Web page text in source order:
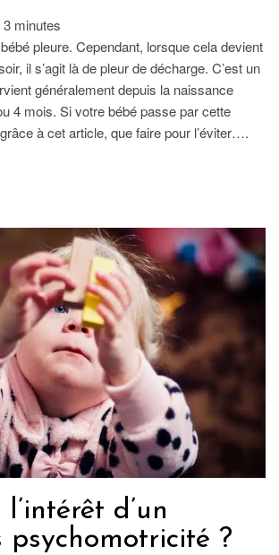
3 minutes
pleure. Cependant, lorsque cela devient
il s’agit là de pleur de décharge. C’est un
généralement depuis la naissance
4 mois. Si votre bébé passe par cette
à cet article, que faire pour l’éviter….
d’un
psychomotricité ?